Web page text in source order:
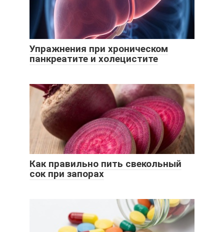
Упражнения при хроническом
панкреатите и холецистите
Как правильно пить свекольный
сок при запорах